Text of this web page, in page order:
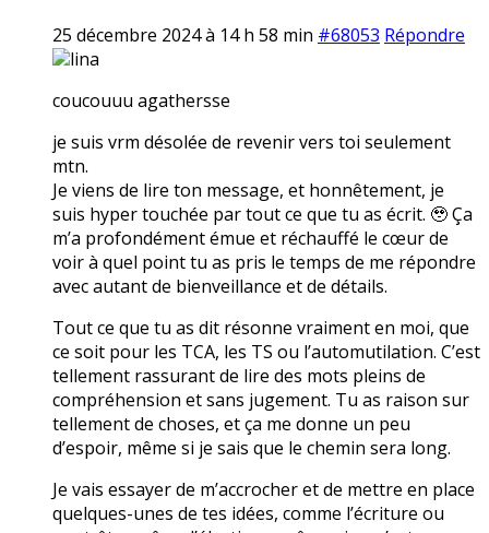
25 décembre 2024 à 14 h 58 min #68053 Répondre
lina
coucouuu agathersse
je suis vrm désolée de revenir vers toi seulement
mtn.
Je viens de lire ton message, et honnêtement, je
suis hyper touchée par tout ce que tu as écrit. 🥹 Ça
m’a profondément émue et réchauffé le cœur de
voir à quel point tu as pris le temps de me répondre
avec autant de bienveillance et de détails.
Tout ce que tu as dit résonne vraiment en moi, que
ce soit pour les TCA, les TS ou l’automutilation. C’est
tellement rassurant de lire des mots pleins de
compréhension et sans jugement. Tu as raison sur
tellement de choses, et ça me donne un peu
d’espoir, même si je sais que le chemin sera long.
Je vais essayer de m’accrocher et de mettre en place
quelques-unes de tes idées, comme l’écriture ou